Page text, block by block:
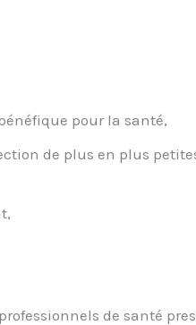
pour la santé,
de plus en plus
de santé